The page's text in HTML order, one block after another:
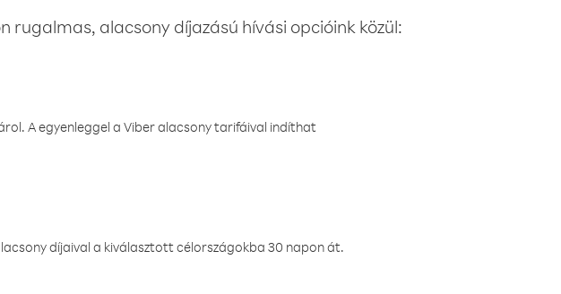
rugalmas, alacsony díjazású hívási opcióink közül:
A egyenleggel a Viber alacsony tarifáival indíthat
díjaival a kiválasztott célországokba 30 napon át.